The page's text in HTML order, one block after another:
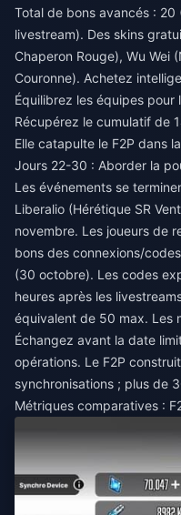
Total de bons avancés :
livestream). Des skins
Chaperon Rouge), Wu Wei
Couronne). Achetez
Équilibrez les équipes pour
Récupérez le cumulatif de
Elle catapulte le F2P dans
Jours 22-30 : Aborder la
Les événements se
Liberalio (Hérétique SR
novembre. Les joueurs de
bons des connexions/
(30 octobre). Les codes
heures après les
équivalent de 50 max. Les
Échangez avant la date
opérations. Le F2P
synchronisations ; plus de
Métriques comparatives :